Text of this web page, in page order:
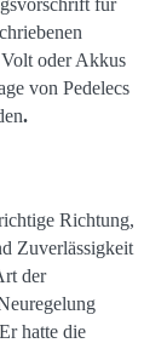
oder Akkus
von Pedelecs
.
Richtung,
Zuverlässigkeit
der
hatte die